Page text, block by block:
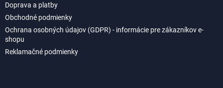
Doprava a platby
Obchodné podmienky
Ochrana osobných údajov (GDPR) - informácie pre zákazníkov e-
shopu
Reklamačné podmienky